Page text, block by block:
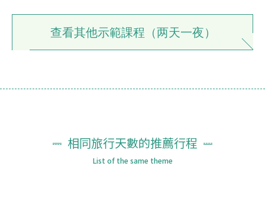
查看其他示範課程（两天一夜）
相同旅行天數的推薦行程
List of the same theme